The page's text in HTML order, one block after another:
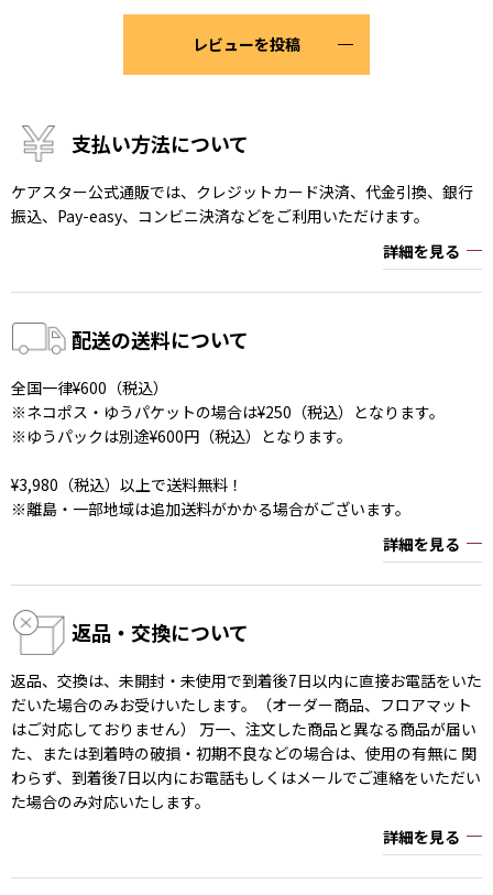
レビューを投稿
支払い方法について
ケアスター公式通販では、クレジットカード決済、代金引換、銀行
振込、Pay-easy、コンビニ決済などをご利用いただけます。
詳細を見る
配送の送料について
全国一律¥600（税込）
※ネコポス・ゆうパケットの場合は¥250（税込）となります。
※ゆうパックは別途¥600円（税込）となります。
¥3,980（税込）以上で送料無料！
※離島・一部地域は追加送料がかかる場合がございます。
詳細を見る
返品・交換について
返品、交換は、未開封・未使用で到着後7日以内に直接お電話をいた
だいた場合のみお受けいたします。（オーダー商品、フロアマット
はご対応しておりません） 万一、注文した商品と異なる商品が届い
た、または到着時の破損・初期不良などの場合は、使用の有無に 関
わらず、到着後7日以内にお電話もしくはメールでご連絡をいただい
た場合のみ対応いたします。
詳細を見る